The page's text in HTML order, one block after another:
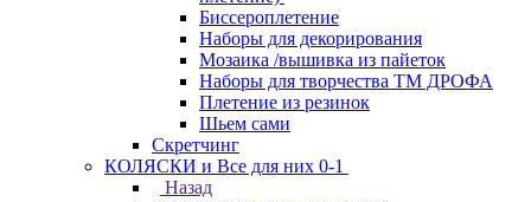
Биссероплетение
Наборы для декорирования
Мозаика /вышивка из пайеток
Наборы для творчества ТМ ДРОФА
Плетение из резинок
Шьем сами
Скретчинг
КОЛЯСКИ и Все для них 0-1
Назад